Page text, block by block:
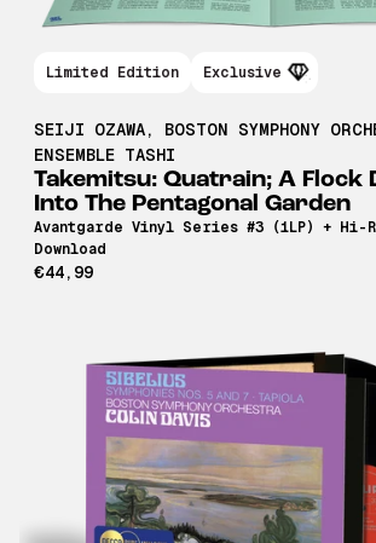
Limited Edition Exclusive
SEIJI OZAWA, BOSTON SYMPHONY
ENSEMBLE TASHI
Takemitsu: Quatrain; A Flock
Into The Pentagonal Garden
Avantgarde Vinyl Series #3 (1LP) + Hi-
Download
€44,99